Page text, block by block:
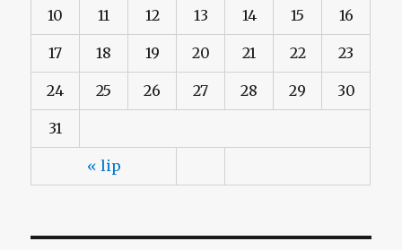
« lip
10 11 12 13 14 15 16
17 18 19 20 21 22 23
24 25 26 27 28 29 30
31